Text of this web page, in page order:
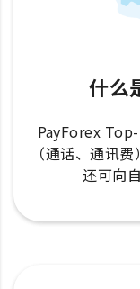
什么
PayForex
（通话、通讯
还可向